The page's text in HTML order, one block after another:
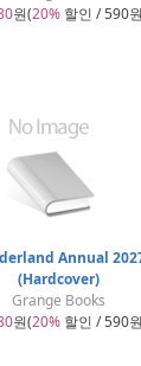
원(20% 할인 / 590
Annual
(Hardcover)
Grange Books
원(20% 할인 / 590